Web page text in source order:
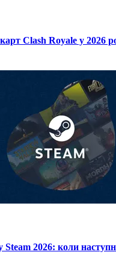
Clash Royale у 2026
Steam 2026: коли